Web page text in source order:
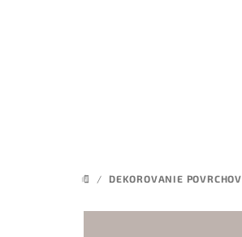
DOMOV
/ DEKOROVANIE POVRCHOV